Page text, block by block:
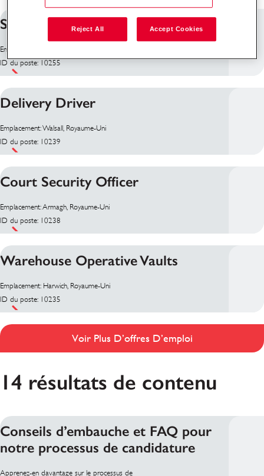
Security Supervisor
Emplacement: Antrim, Royaume-Uni
ID du poste: 10255
Delivery Driver
Emplacement: Walsall, Royaume-Uni
ID du poste: 10239
Court Security Officer
Emplacement: Armagh, Royaume-Uni
ID du poste: 10238
Warehouse Operative Vaults
Emplacement: Harwich, Royaume-Uni
ID du poste: 10235
Voir Plus D’offres D’emploi
14 résultats de contenu
Conseils d’embauche et FAQ pour
notre processus de candidature
Apprenez-en davantage sur le processus de
Reject All Accept Cookies